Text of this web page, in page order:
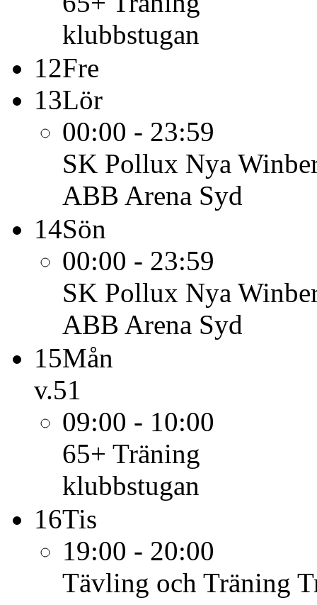
klubbstugan
12Fre
13Lör
00:00 - 23:59
SK Pollux Nya
ABB Arena Syd
14Sön
00:00 - 23:59
SK Pollux Nya
ABB Arena Syd
15Mån
v.51
09:00 - 10:00
65+ Träning
klubbstugan
16Tis
19:00 - 20:00
Tävling och Träning